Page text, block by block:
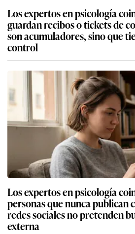
Los expertos en psicología
guardan recibos o tickets de
son acumuladores, sino que
control
Los expertos en psicología
personas que nunca publican
redes sociales no pretenden
externa